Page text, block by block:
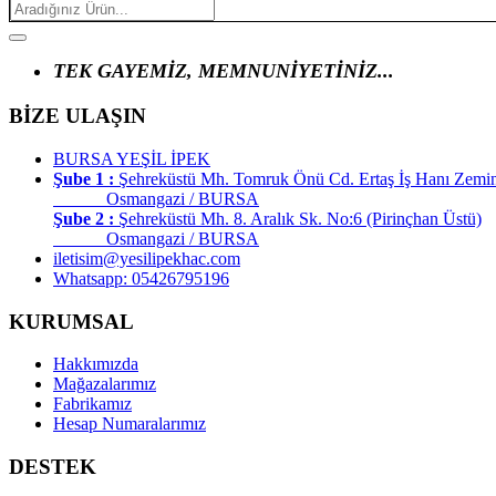
TEK GAYEMİZ, MEMNUNİYETİNİZ...
BİZE ULAŞIN
BURSA YEŞİL İPEK
Şube 1 : Şehreküstü Mh. Tomruk Önü Cd. Ertaş İş Hanı
Osmangazi / BURSA
Şube 2 : Şehreküstü Mh. 8. Aralık Sk. No:6 (Pirinçhan Üstü)
Osmangazi / BURSA
iletisim@yesilipekhac.com
Whatsapp: 05426795196
KURUMSAL
Hakkımızda
Mağazalarımız
Fabrikamız
Hesap Numaralarımız
DESTEK